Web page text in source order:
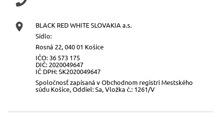
BLACK RED WHITE SLOVAKIA a.s.
Sídlo:
Rosná 22, 040 01 Košice
IČO: 36 573 175
DIČ: 2020049647
IČ DPH: SK2020049647
Spoločnosť zapísaná v Obchodnom registri Mestského
súdu Košice, Oddiel: Sa, Vložka č.: 1261/V